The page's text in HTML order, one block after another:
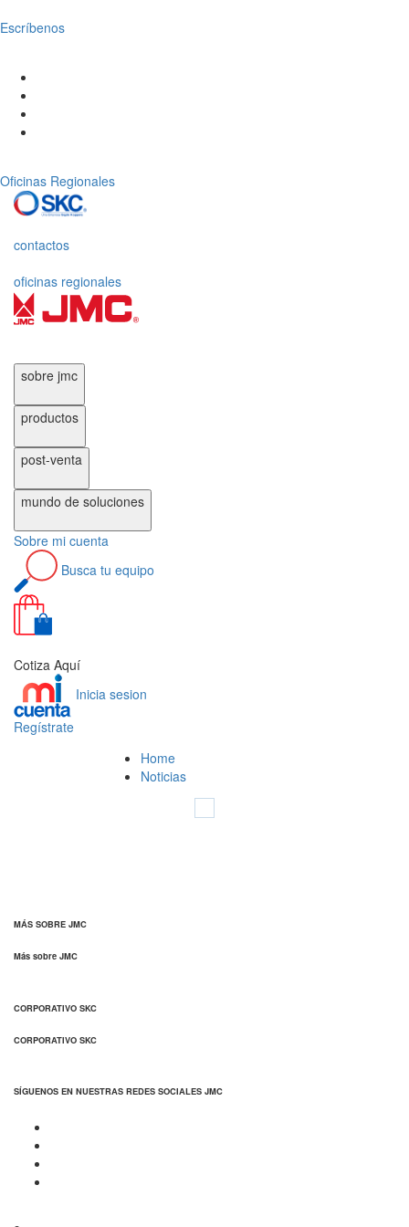
Escríbenos
Oficinas Regionales
contactos
oficinas regionales
sobre jmc
productos
post-venta
mundo de soluciones
Sobre mi cuenta
Busca tu equipo
Cotiza Aquí
Inicia sesion
Regístrate
Home
Noticias
MÁS SOBRE JMC
Más sobre JMC
CORPORATIVO SKC
CORPORATIVO SKC
SÍGUENOS EN NUESTRAS REDES SOCIALES JMC